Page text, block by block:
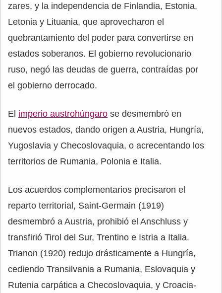
zares, y la independencia de Finlandia, Estonia,
Letonia y Lituania, que aprovecharon el
quebrantamiento del poder para convertirse en
estados soberanos. El gobierno revolucionario
ruso, negó las deudas de guerra, contraídas por
el gobierno derrocado.
El imperio austrohúngaro se desmembró en
nuevos estados, dando origen a Austria, Hungría,
Yugoslavia y Checoslovaquia, o acrecentando los
territorios de Rumania, Polonia e Italia.
Los acuerdos complementarios precisaron el
reparto territorial, Saint-Germain (1919)
desmembró a Austria, prohibió el Anschluss y
transfirió Tirol del Sur, Trentino e Istria a Italia.
Trianon (1920) redujo drásticamente a Hungría,
cediendo Transilvania a Rumania, Eslovaquia y
Rutenia carpática a Checoslovaquia, y Croacia-